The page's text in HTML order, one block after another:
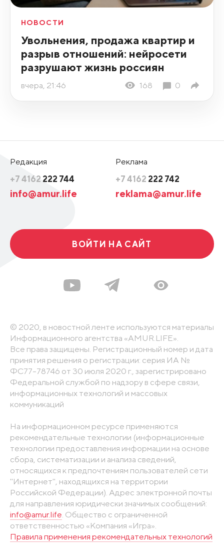
НОВОСТИ
Увольнения, продажа квартир и
разрыв отношений: нейросети
разрушают жизнь россиян
вчера, 21:46 168 0
Редакция
+7 4162 222 744
info@amur.life
Реклама
+7 4162 222 742
reklama@amur.life
ВОЙТИ НА САЙТ
© 2020, в новостной ленте используются материалы
Информационного агентства «AMUR.LIFE».
Все права защищены. Регистрационный номер и дата
принятия решения о регистрации: серия ИА №
ФС77-78746 от 30 июля 2020 г., зарегистрировано
Федеральной службой по надзору в сфере связи,
информационных технологий и массовых
коммуникаций
На информационном ресурсе применяются
рекомендательные технологии (информационные
технологии предоставления информации на основе
сбора, систематизации и анализа сведений,
относящихся к предпочтениям пользователей сети
"Интернет", находящихся на территории
Российской Федерации). Адрес электронной почты
для направления юридически значимых сообщений:
info@amur.life . Общество с ограниченной
ответственностью «Компания «Игра».
Правила применения рекомендательных технологий